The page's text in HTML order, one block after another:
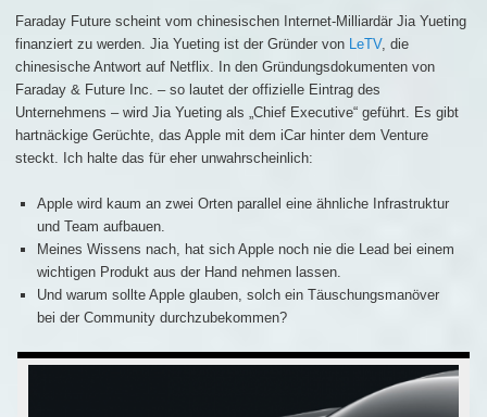
Faraday Future scheint vom chinesischen Internet-Milliardär Jia Yueting
finanziert zu werden. Jia Yueting ist der Gründer von LeTV, die
chinesische Antwort auf Netflix. In den Gründungsdokumenten von
Faraday & Future Inc. – so lautet der offizielle Eintrag des
Unternehmens – wird Jia Yueting als „Chief Executive“ geführt. Es gibt
hartnäckige Gerüchte, das Apple mit dem iCar hinter dem Venture
steckt. Ich halte das für eher unwahrscheinlich:
Apple wird kaum an zwei Orten parallel eine ähnliche Infrastruktur
und Team aufbauen.
Meines Wissens nach, hat sich Apple noch nie die Lead bei einem
wichtigen Produkt aus der Hand nehmen lassen.
Und warum sollte Apple glauben, solch ein Täuschungsmanöver
bei der Community durchzubekommen?